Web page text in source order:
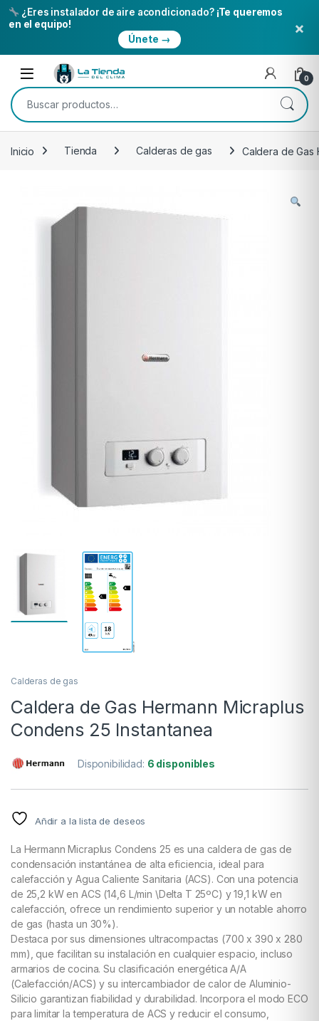
¿Eres instalador de aire acondicionado? ¡Te queremos
en el equipo!
Únete →
×
Skip to navigation
Skip to content
Open 0
Buscar por:
Inicio Tienda Calderas de gas Caldera de Gas
Calderas de gas
Caldera de Gas Hermann Micraplus
Condens 25 Instantanea
Disponibilidad: 6 disponibles
Añdir a la lista de deseos
La Hermann Micraplus Condens 25 es una caldera de gas de
condensación instantánea de alta eficiencia, ideal para
calefacción y Agua Caliente Sanitaria (ACS). Con una potencia
de 25,2 kW en ACS (14,6 L/min \Delta T 25ºC) y 19,1 kW en
calefacción, ofrece un rendimiento superior y un notable ahorro
de gas (hasta un 30%).
Destaca por sus dimensiones ultracompactas (700 x 390 x 280
mm), que facilitan su instalación en cualquier espacio, incluso
armarios de cocina. Su clasificación energética A/A
(Calefacción/ACS) y su intercambiador de calor de Aluminio-
Silicio garantizan fiabilidad y durabilidad. Incorpora el modo ECO
para limitar la temperatura de ACS y reducir el consumo,